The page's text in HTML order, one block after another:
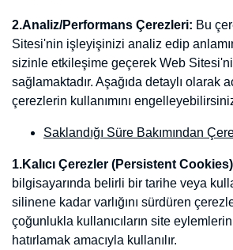
2.Analiz/Performans Çerezleri:Bu
işleyişinizi analiz edip anlamımızı sağlayan
geçerek Web Sitesi'ni geliştirebilmemizi
detaylı olarak açıklanan şekilde bu çerezlerin
engelleyebilirsiniz.
Saklandığı Süre Bakımından Çerez
1.Kalıcı Çerezler (Persistent Cookies):
belirli bir tarihe veya kullanıcı tarafından
sürdüren çerezlerdir. Bu çerezler, çoğunlukla
eylemlerini ve tercihlerini hatırlamak
2.Oturum Çerezleri (Session Cookies):Bu
ziyaretini oturumlara ayırmak için kullanılır
toplamaz. Çerez, kullanıcı ziyaret ettiği web
veya belli bir süre pasif kaldığında silinir.